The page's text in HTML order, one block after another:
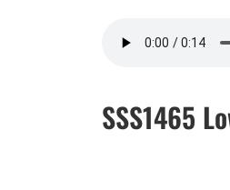
SSS1465